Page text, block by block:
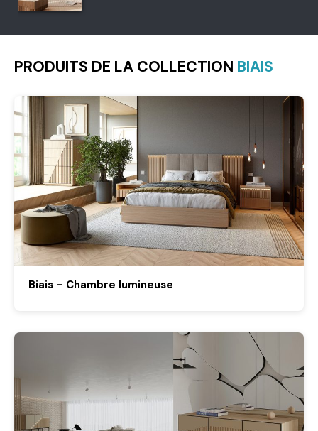
PRODUITS DE LA COLLECTION BIAIS
Biais – Chambre lumineuse